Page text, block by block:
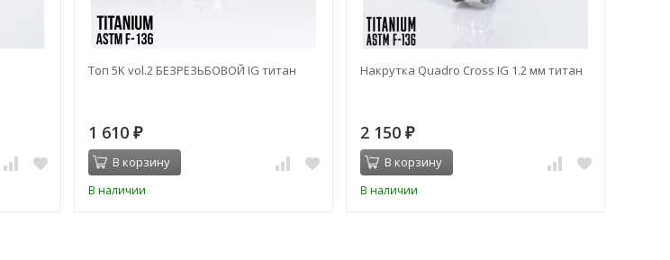
Топ 5K vol.2 БЕЗРЕЗЬБОВОЙ IG титан
1 610 ₽
В корзину
В наличии
Накрутка Quadro Cross IG 1.2 мм титан
2 150 ₽
В корзину
В наличии